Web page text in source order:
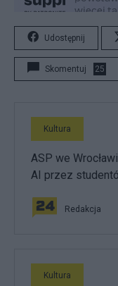
Udostępnij
Skomentuj 25
Kultura
ASP we
AI przez
Redakcja
Kultura